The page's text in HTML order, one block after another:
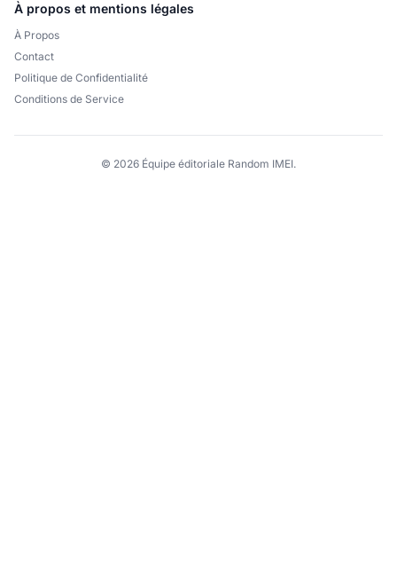
À propos et mentions légales
À Propos
Contact
Politique de Confidentialité
Conditions de Service
© 2026 Équipe éditoriale Random IMEI.